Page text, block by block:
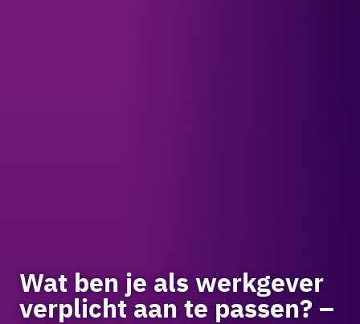
Wat ben je als werkgever
verplicht aan te passen? –